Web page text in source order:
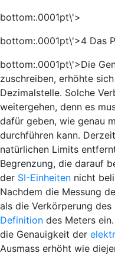
bottom:.0001pt\'>
bottom:.0001pt\'>4 Das
bottom:.0001pt\'>Die
zuschreiben, erhöhte
Dezimalstelle. Solche
weitergehen, denn es
dafür geben, wie genau
durchführen kann.
natürlichen Limits
Begrenzung, die darauf
der SI-Einheiten nicht
Nachdem die Messung
als die Verkörperung
Definition des Meters
die Genauigkeit der
Ausmass erhöht wie